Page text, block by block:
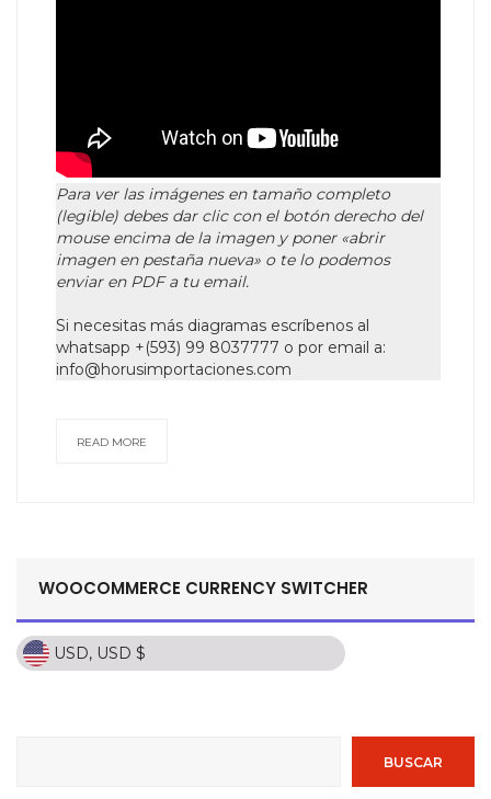
Para ver las imágenes en tamaño completo
(legible) debes dar clic con el botón derecho del
mouse encima de la imagen y poner «abrir
imagen en pestaña nueva» o te lo podemos
enviar en PDF a tu email.
Si necesitas más diagramas escríbenos al
whatsapp +(593) 99 8037777 o por email a:
info@horusimportaciones.com
READ MORE
WOOCOMMERCE CURRENCY SWITCHER
USD, USD $
USD, USD $
BUSCAR